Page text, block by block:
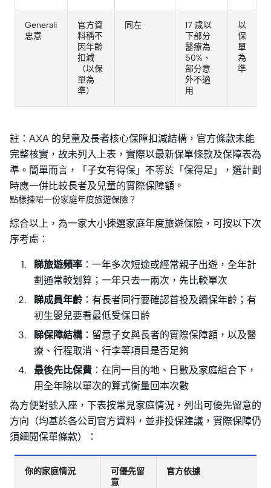
Generali
忠意
官方資
料稱不
因年齡
扣減
（以保
單為
準）
同左
17 歲以
下部分
醫療為
50%、
部分意
外不適
用
以
保
單
為
準
註：AXA 的兒童及長者核心保障扣減結構，官方條款未能
完整核實，故未列入上表，實際以最新保單條款及保障表為
準。簡單而言，「子女有得保」不等於「保得足」，選計劃
時應一併比較長者及兒童的實際保障額。
點樣揀啱一份家庭年度旅遊保險？
綜合以上，為一家大小揀選家庭年度旅遊保險，可按以下次
序考慮：
睇旅遊頻率 ：一年多次短途或經常親子出遊，全年計
劃通常較划算；一年只去一兩次，先比較單次
睇成員年齡 ：有長者同行要確認首投及續保年齡；有
初生嬰兒要看最低受保日齡
睇保障結構：留意子女與長者的實際保障額，以及醫
療、行程取消、行李等項目是否足夠
最後先比保費 ：在同一目的地、日數及家庭組合下，
用全年除以單次的算式衡量回本次數
為方便對號入座，下表按常見家庭情況，列出可優先留意的
方向（均基於各公司官方資料，並非投保建議，實際保障仍
須細閱保單條款）：
你的家庭情況
可優先留
意
官方依據